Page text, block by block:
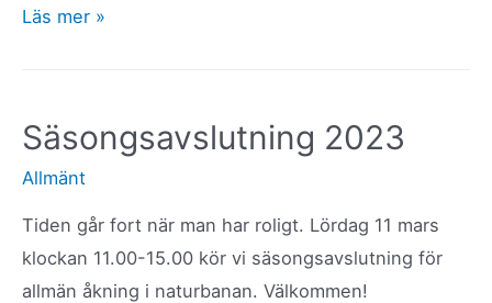
Vill
och
utveckla
kälksporten
Hammarstrand?
Läs mer »
Säsongsavslutning 2023
Allmänt
Tiden går fort när man har roligt. Lördag 11 mars
klockan 11.00-15.00 kör vi säsongsavslutning för
allmän åkning i naturbanan. Välkommen!